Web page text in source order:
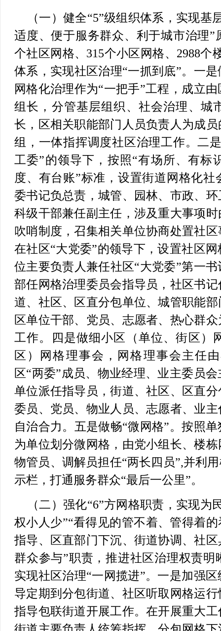
（一）健全“5”级组织体系，实现基
适度、便于服务群众、利于城市治理”
个社区网格、315个小区网格、2988个
体系，实现社区治理“一抓到底”。 一是
网格化治理作为“一把手”工程，成立
组长，分管基层组织、社会治理、城
长，区相关职能部门人员负责人为成
组，一体指挥调度社区治理工作。二
工委”的领导下，按照“有场所、有标
度、有台账”标准，设置街道网格化
委书记负总责，城管、园林、市政、
科级干部兼任副主任，涉及重大事项
吹哨制度，召集相关单位协商处置社
在社区“大党委”的领导下，设置社区
位主要负责人兼任社区“大党委”第一
部任网格治理委员会指导员，社区书
道、社区、区直分包单位、城管职能
区单位干部、党员、志愿者、热心群
工作。
四是做细小区（单位、街区）
区）网格理事会，网格理事会主任
区“两委”成员、物业经理、业主委员
单位派任指导员，街道、社区、区直
委员、党员、物业人员、志愿者、业
自治合力。 五是做畅“微网格”。按照单
为单位划分微网格，由党小组长、楼
物管员、调解员担任“两长四员”,并利
示栏，打通服务群众“最后一公里”。
（二）强化“6”方网格职责，实现为
权小人少”“看得见的管不着、管得着
指导、区直部门下沉、街道协调、社
群众参与”职责，推进社区治理权责
实现社区治理“一网揽进”。 一是加强
导定期到分包街道、社区听取网格运
指导包联街道开展工作。在开展重大